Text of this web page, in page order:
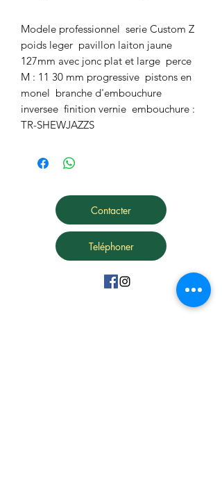
Modele professionnel  serie Custom Z
poids leger  pavillon laiton jaune
127mm avec jonc plat et large  perce
M : 11 30 mm progressive  pistons en
monel  branche d'embouchure
inversee  finition vernie  embouchure :
TR-SHEWJAZZS
Contacter
Teléphoner